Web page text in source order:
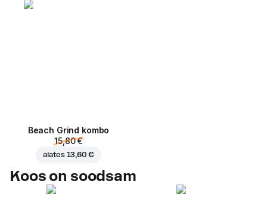
Beach Grind kombo
15,80 €
alates 13,60 €
Koos on soodsam